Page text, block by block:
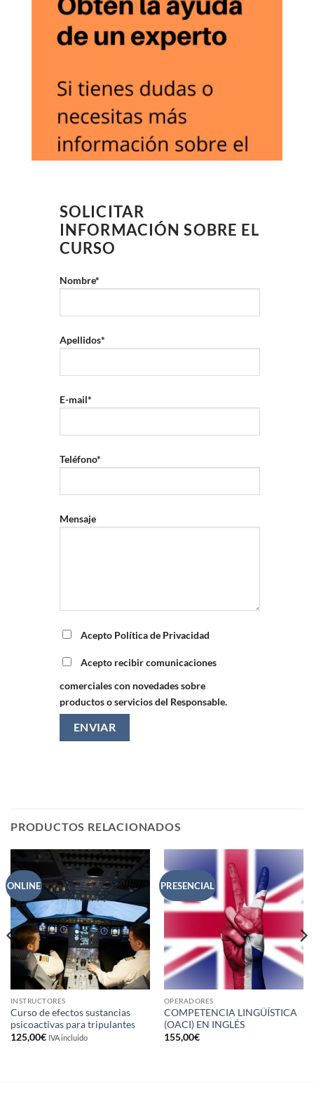
SOLICITAR
INFORMACIÓN SOBRE EL
CURSO
Nombre*
Apellidos*
E-mail*
Teléfono*
Mensaje
Acepto Política de Privacidad
Acepto recibir comunicaciones
comerciales con novedades sobre
productos o servicios del Responsable.
PRODUCTOS RELACIONADOS
ONLINE
INSTRUCTORES
Curso de efectos sustancias
psicoactivas para tripulantes
125,00€ IVA incluido
PRESENCIAL
OPERADORES
COMPETENCIA LINGÜÍSTICA
(OACI) EN INGLÉS
155,00€